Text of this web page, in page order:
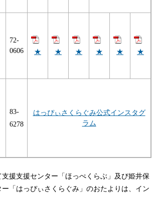
​72-
0606
★ ★ ★ ★ ★ ★
83-
6278
はっぴぃさくらぐみ公式インスタグ
ラム
援支援センター「ほっぺくらぶ」及び姫井保
「はっぴぃさくらぐみ」のおたよりは、イン